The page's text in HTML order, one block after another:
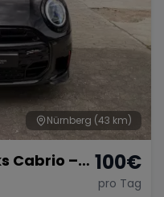
Nürnberg (43 km)
Cabrio –
100€
pro Tag